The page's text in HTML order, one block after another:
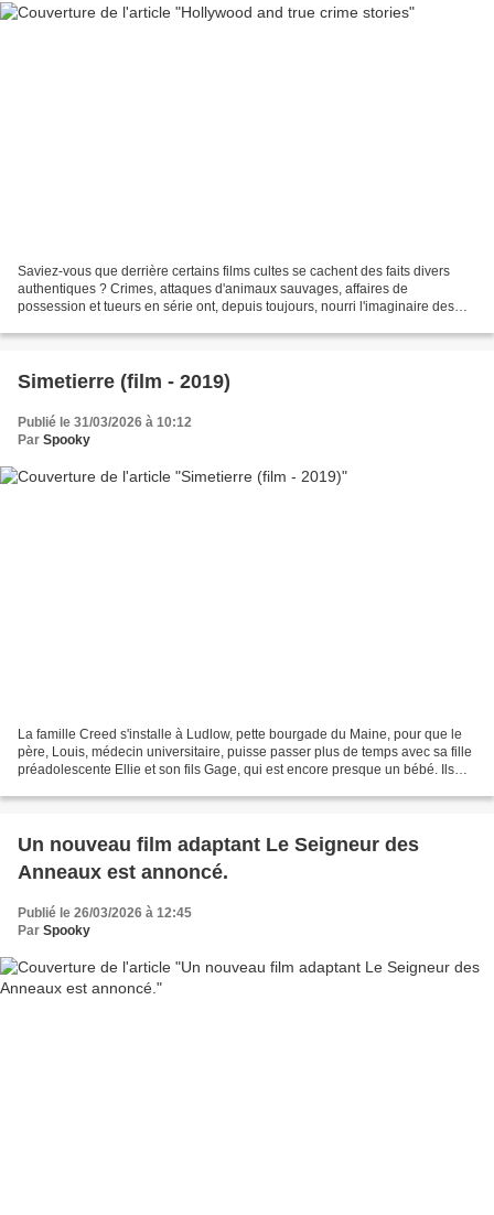
Saviez-vous que derrière certains films cultes se cachent des faits divers
authentiques ? Crimes, attaques d'animaux sauvages, affaires de
possession et tueurs en série ont, depuis toujours, nourri l'imaginaire des
Simetierre (film - 2019)
Publié le 31/03/2026 à 10:12
Par Spooky
La famille Creed s'installe à Ludlow, pette bourgade du Maine, pour que le
père, Louis, médecin universitaire, puisse passer plus de temps avec sa fille
préadolescente Ellie et son fils Gage, qui est encore presque un bébé. Ils
Un nouveau film adaptant Le Seigneur des
Anneaux est annoncé.
Publié le 26/03/2026 à 12:45
Par Spooky